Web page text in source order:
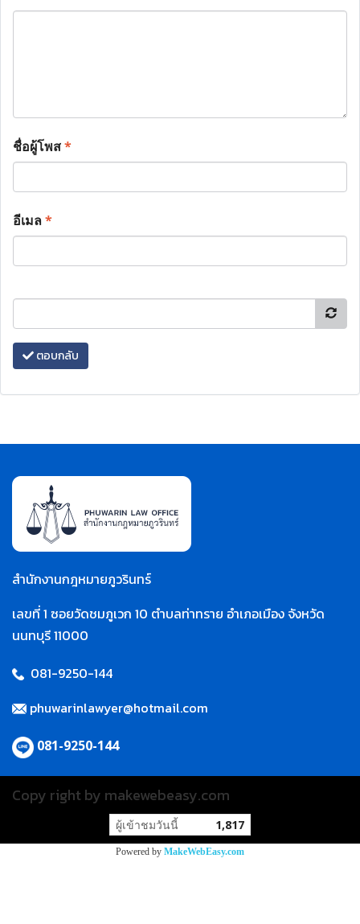
ชื่อผู้โพส*
อีเมล*
ตอบกลับ
สำนักงานกฎหมายภูวรินทร์
เลขที่ 1 ซอยวัดชมภูเวก 10 ตำบลท่าทราย อำเภอเมือง จังหวัด
นนทบุรี 11000
081-9250-144
phuwarinlawyer@hotmail.com
081-9250-144
Copy right by makewebeasy.com
ผู้เข้าชมวันนี้ 1,817
Powered by MakeWebEasy.com